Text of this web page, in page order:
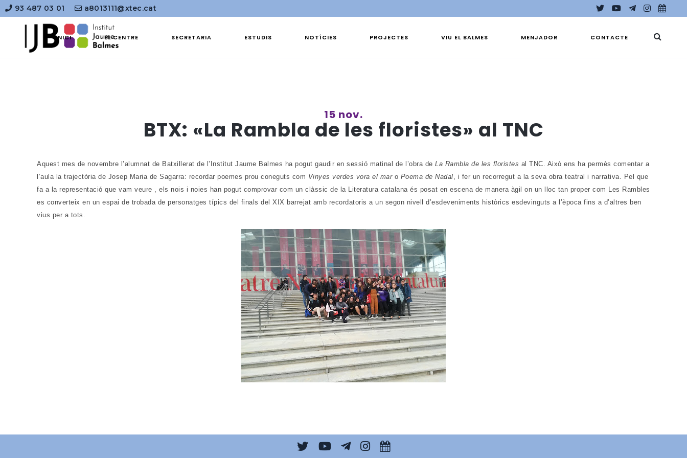
93 487 03 01 a8013111@xtec.cat
INICI EL CENTRE SECRETARIA ESTUDIS NOTÍCIES PROJECTES VIU EL BALMES MENJADOR CONTACTE
15 nov.
BTX: «La Rambla de les floristes» al TNC
Aquest mes de novembre l’alumnat de Batxillerat de l’Institut Jaume Balmes ha pogut gaudir en sessió matinal de l’obra de La Rambla de les floristes al TNC. Això ens ha permès comentar a
l’aula la trajectòria de Josep Maria de Sagarra: recordar poemes prou coneguts com Vinyes verdes vora el maro Poema de Nadal, i fer un recorregut a la seva obra teatral i narrativa. Pel que
fa a la representació que vam veure , els nois i noies han pogut comprovar com un clàssic de la Literatura catalana és posat en escena de manera àgil on un lloc tan proper com Les Rambles
es converteix en un espai de trobada de personatges típics del finals del XIX barrejat amb recordatoris a un segon nivell d’esdeveniments històrics esdevinguts a l’època fins a d’altres ben
vius per a tots.